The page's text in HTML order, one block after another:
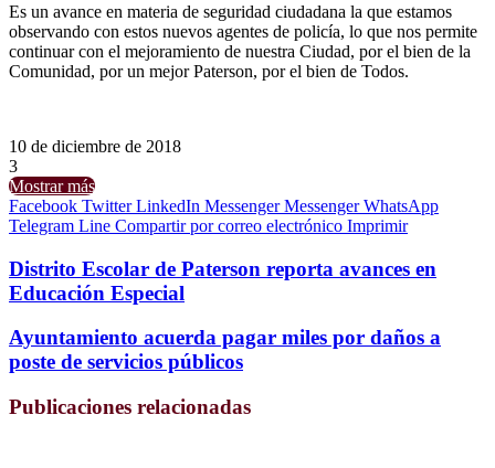
Es un avance en materia de seguridad ciudadana la que estamos
observando con estos nuevos agentes de policía, lo que nos permite
continuar con el mejoramiento de nuestra Ciudad, por el bien de la
Comunidad, por un mejor Paterson, por el bien de Todos.
10 de diciembre de 2018
3
Mostrar más
Facebook Twitter LinkedIn Messenger Messenger WhatsApp
Telegram Line Compartir por correo electrónico Imprimir
Distrito Escolar de Paterson reporta avances en
Educación Especial
Ayuntamiento acuerda pagar miles por daños a
poste de servicios públicos
Publicaciones relacionadas